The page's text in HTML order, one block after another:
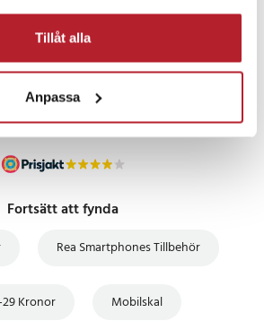
Tillåt alla
Anpassa
UTFÖRSÄLJNING
Fortsätt att fynda
Rea Smartphones Tillbehör
29 Kronor Mobilskal